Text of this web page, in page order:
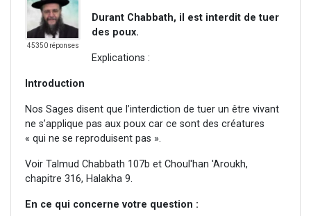
45350 réponses
Durant Chabbath, il est interdit de tuer
des poux.
Explications :
Introduction
Nos Sages disent que l’interdiction de tuer un être vivant
ne s’applique pas aux poux car ce sont des créatures
« qui ne se reproduisent pas ».
Voir Talmud Chabbath 107b et Choul'han 'Aroukh,
chapitre 316, Halakha 9.
En ce qui concerne votre question :